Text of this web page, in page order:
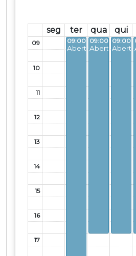
seg ter qua qui
09
10
11
12
13
14
15
16
17
09:00 - 20:00
Aberto
09:00 - 17:00
Aberto
09:00 -
Aberto